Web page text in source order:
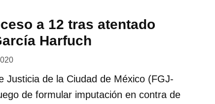
a 12 tras atentado
Harfuch
Justicia de la Ciudad de México (FGJ-
de formular imputación en contra de